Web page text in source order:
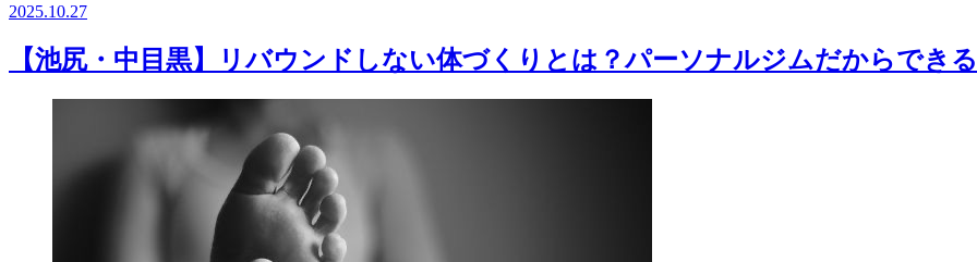
2025.10.27
【池尻・中目黒】リバウンドしない体づくりとは？パーソナルジムだからでき